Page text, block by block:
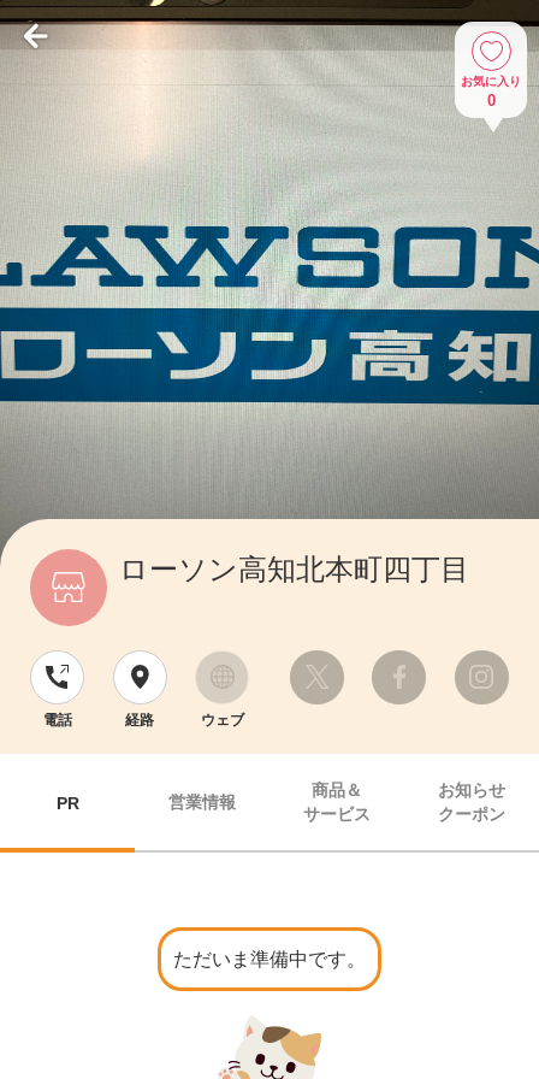
お気に入り
0
ローソン高知北本町四丁目
電話 経路 ウェブ
PR 営業情報
商品＆
サービス
お知らせ
クーポン
ただいま準備中です。